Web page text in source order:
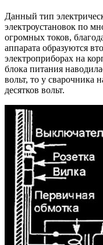
Данный тип
электроустановок по
огромных токов,
аппарата образуются
электроприборах на
блока питания
вольт, то у сварочника
десятков вольт.